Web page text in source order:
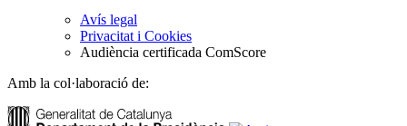
Avís legal
Privacitat i Cookies
Audiència certificada ComScore
Amb la col·laboració de: